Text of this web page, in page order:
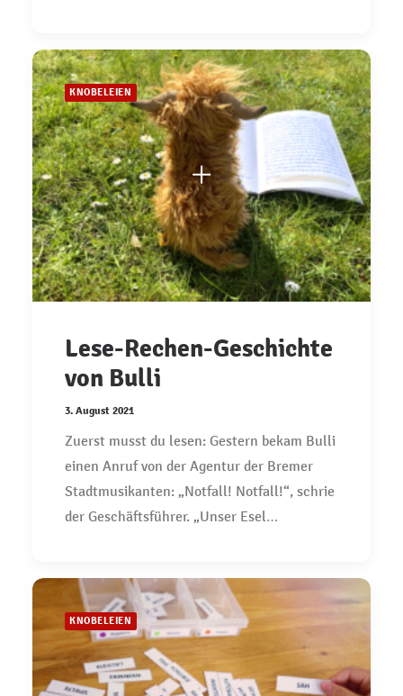
KNOBELEIEN
Lese-Rechen-Geschichte
von Bulli
3. August 2021
Zuerst musst du lesen: Gestern bekam Bulli
einen Anruf von der Agentur der Bremer
Stadtmusikanten: „Notfall! Notfall!“, schrie
der Geschäftsführer. „Unser Esel…
KNOBELEIEN